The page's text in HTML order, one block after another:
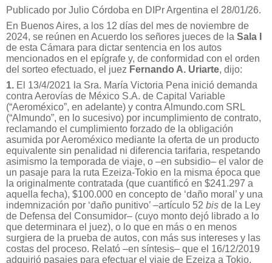
Publicado por Julio Córdoba en DIPr Argentina el 28/01/26.
En Buenos Aires, a los 12 días del mes de noviembre de
2024, se reúnen en Acuerdo los señores jueces de la Sala I
de esta Cámara para dictar sentencia en los autos
mencionados en el epígrafe y, de conformidad con el orden
del sorteo efectuado, el juez Fernando A. Uriarte, dijo:
1. El 13/4/2021 la Sra. María Victoria Pena inició demanda
contra Aerovías de México S.A. de Capital Variable
(“Aeroméxico”, en adelante) y contra Almundo.com SRL
(“Almundo”, en lo sucesivo) por incumplimiento de contrato,
reclamando el cumplimiento forzado de la obligación
asumida por Aeroméxico mediante la oferta de un producto
equivalente sin penalidad ni diferencia tarifaria, respetando
asimismo la temporada de viaje, o –en subsidio– el valor de
un pasaje para la ruta Ezeiza-Tokio en la misma época que
la originalmente contratada (que cuantificó en $241.297 a
aquella fecha), $100.000 en concepto de ‘daño moral’ y una
indemnización por ‘daño punitivo’ –artículo 52 bis de la Ley
de Defensa del Consumidor– (cuyo monto dejó librado a lo
que determinara el juez), o lo que en más o en menos
surgiera de la prueba de autos, con más sus intereses y las
costas del proceso. Relató –en síntesis– que el 16/12/2019
adquirió pasajes para efectuar el viaje de Ezeiza a Tokio,